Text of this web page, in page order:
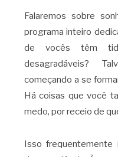
Falaremos sobre
programa inteiro
de vocês têm
desagradáveis?
começando a se
Há coisas que você
medo, por receio de
Isso frequentemente